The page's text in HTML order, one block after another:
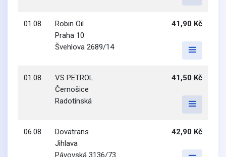
01.08.
Robin Oil
Praha 10
Švehlova 2689/14
41,90 Kč
01.08.
VS PETROL
Černošice
Radotínská
41,50 Kč
06.08.
Dovatrans
Jihlava
Pávovská 3136/73
42,90 Kč